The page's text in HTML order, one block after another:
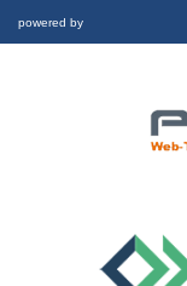
powered by